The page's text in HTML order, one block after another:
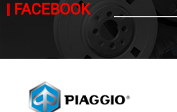
FACEBOOK